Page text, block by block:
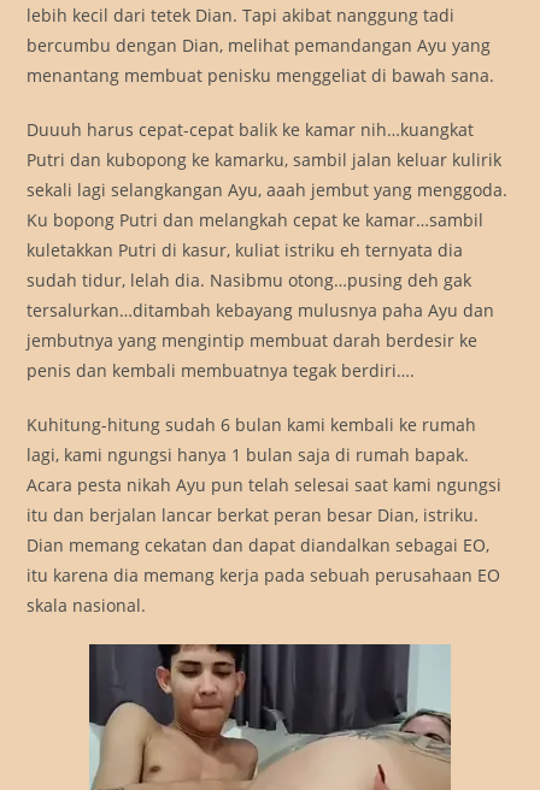
lebih kecil dari tetek Dian. Tapi akibat nanggung tadi
bercumbu dengan Dian, melihat pemandangan Ayu yang
menantang membuat penisku menggeliat di bawah sana.
Duuuh harus cepat-cepat balik ke kamar nih…kuangkat
Putri dan kubopong ke kamarku, sambil jalan keluar kulirik
sekali lagi selangkangan Ayu, aaah jembut yang menggoda.
Ku bopong Putri dan melangkah cepat ke kamar…sambil
kuletakkan Putri di kasur, kuliat istriku eh ternyata dia
sudah tidur, lelah dia. Nasibmu otong…pusing deh gak
tersalurkan…ditambah kebayang mulusnya paha Ayu dan
jembutnya yang mengintip membuat darah berdesir ke
penis dan kembali membuatnya tegak berdiri….
Kuhitung-hitung sudah 6 bulan kami kembali ke rumah
lagi, kami ngungsi hanya 1 bulan saja di rumah bapak.
Acara pesta nikah Ayu pun telah selesai saat kami ngungsi
itu dan berjalan lancar berkat peran besar Dian, istriku.
Dian memang cekatan dan dapat diandalkan sebagai EO,
itu karena dia memang kerja pada sebuah perusahaan EO
skala nasional.